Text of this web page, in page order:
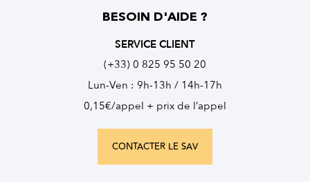
BESOIN D'AIDE ?
SERVICE CLIENT
(+33) 0 825 95 50 20
Lun-Ven : 9h-13h / 14h-17h
0,15€/appel + prix de l’appel
CONTACTER LE SAV